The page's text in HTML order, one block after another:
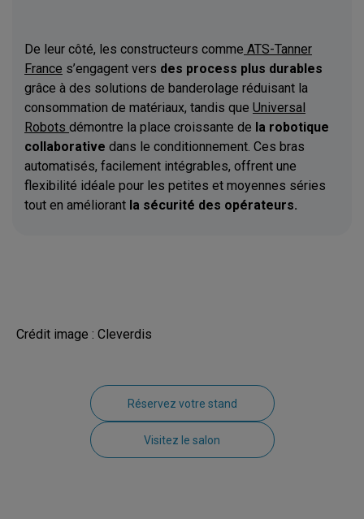
De leur côté, les constructeurs comme ATS-Tanner
France s’engagent vers des process plus durables
grâce à des solutions de banderolage réduisant la
consommation de matériaux, tandis que Universal
Robots démontre la place croissante de la robotique
collaborative dans le conditionnement. Ces bras
automatisés, facilement intégrables, offrent une
flexibilité idéale pour les petites et moyennes séries
tout en améliorant la sécurité des opérateurs.
Crédit image : Cleverdis
Réservez votre stand
Visitez le salon